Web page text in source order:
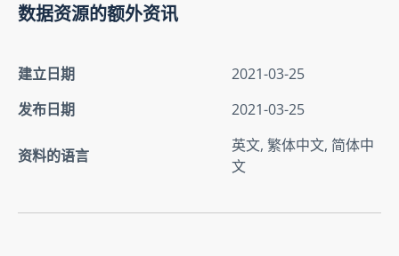
数据资源的额外资讯
建立日期
2021-03-25
发布日期
2021-03-25
资料的语言
英文, 繁体中文, 简体中
文